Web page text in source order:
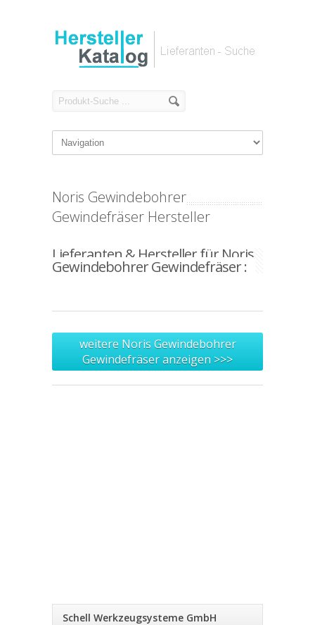
Noris Gewindebohrer
Gewindefräser Hersteller
Lieferanten & Hersteller für Noris
Gewindebohrer Gewindefräser :
weitere Noris Gewindebohrer
Gewindefräser anzeigen >>>
Schell Werkzeugsysteme GmbH